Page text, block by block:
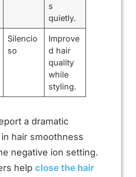
s
quietly.
Silencio
so
Improve
d hair
quality
while
styling.
a dramatic
hair smoothness
negative ion setting.
help close the hair